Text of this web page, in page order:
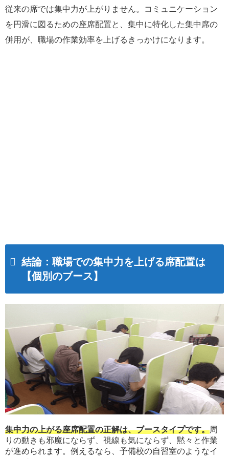
従来の席では集中力が上がりません。コミュニケーション
を円滑に図るための座席配置と、集中に特化した集中席の
併用が、職場の作業効率を上げるきっかけになります。
結論：職場での集中力を上げる席配置は
【個別のブース】
集中力の上がる座席配置の正解は、ブースタイプです。周
りの動きも邪魔にならず、視線も気にならず、黙々と作業
が進められます。例えるなら、予備校の自習室のようなイ